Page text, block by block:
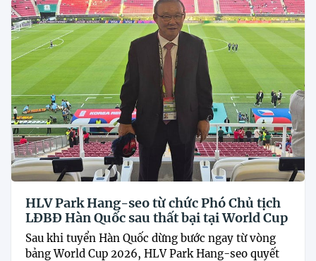
HLV Park Hang-seo từ chức Phó Chủ tịch
LĐBĐ Hàn Quốc sau thất bại tại World Cup
Sau khi tuyển Hàn Quốc dừng bước ngay từ vòng
bảng World Cup 2026, HLV Park Hang-seo quyết